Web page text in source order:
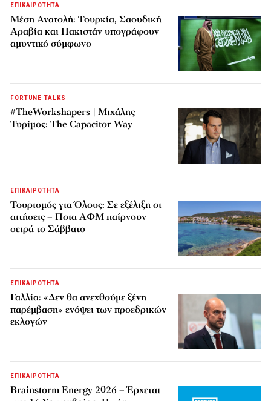
ΕΠΙΚΑΙΡΟΤΗΤΑ
Μέση Ανατολή: Τουρκία, Σαουδική
Αραβία και Πακιστάν υπογράφουν
αμυντικό σύμφωνο
FORTUNE TALKS
#TheWorkshapers | Μιχάλης
Τυρίμος: The Capacitor Way
ΕΠΙΚΑΙΡΟΤΗΤΑ
Τουρισμός για Όλους: Σε εξέλιξη οι
αιτήσεις – Ποια ΑΦΜ παίρνουν
σειρά το Σάββατο
ΕΠΙΚΑΙΡΟΤΗΤΑ
Γαλλία: «Δεν θα ανεχθούμε ξένη
παρέμβαση» ενόψει των προεδρικών
εκλογών
ΕΠΙΚΑΙΡΟΤΗΤΑ
Brainstorm Energy 2026 – Έρχεται